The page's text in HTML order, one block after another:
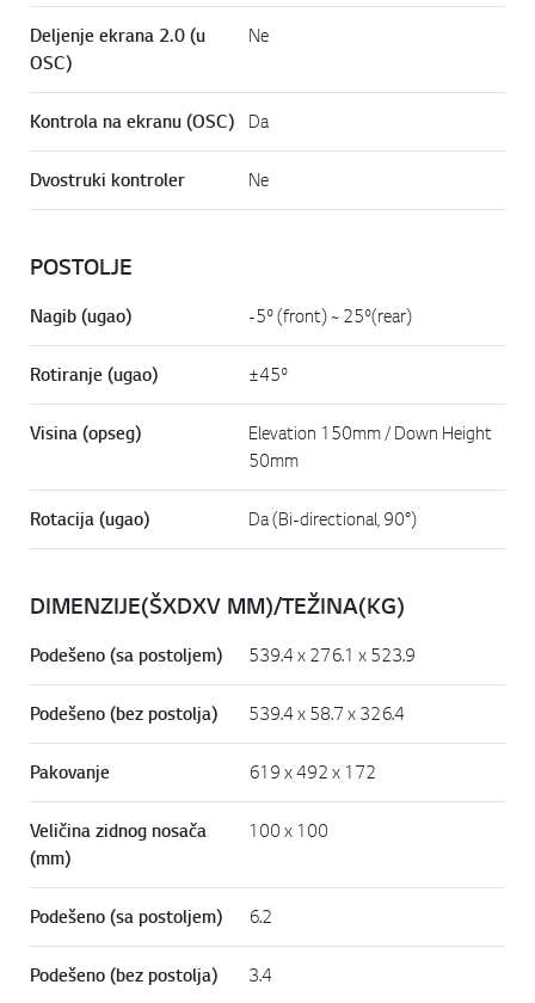
Deljenje ekrana 2.0 (u
OSC)
Ne
Kontrola na ekranu (OSC) Da
Dvostruki kontroler Ne
POSTOLJE
Nagib (ugao) -5º (front) ~ 25º(rear)
Rotiranje (ugao) ±45º
Visina (opseg)
Elevation 150mm / Down Height
50mm
Rotacija (ugao) Da (Bi-directional, 90°)
DIMENZIJE(ŠXDXV MM)/TEŽINA(KG)
Podešeno (sa postoljem) 539.4 x 276.1 x 523.9
Podešeno (bez postolja) 539.4 x 58.7 x 326.4
Pakovanje 619 x 492 x 172
Veličina zidnog nosača
(mm)
100 x 100
Podešeno (sa postoljem) 6.2
Podešeno (bez postolja) 3.4